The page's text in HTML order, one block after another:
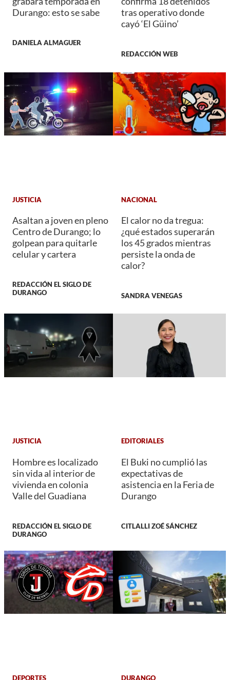
Durango: esto se sabe
DANIELA ALMAGUER
tras operativo donde
cayó ‘El Güino’
REDACCIÓN WEB
JUSTICIA
Asaltan a joven en pleno
Centro de Durango; lo
golpean para quitarle
celular y cartera
REDACCIÓN EL SIGLO DE
DURANGO
NACIONAL
El calor no da tregua:
¿qué estados superarán
los 45 grados mientras
persiste la onda de
calor?
SANDRA VENEGAS
JUSTICIA
Hombre es localizado
sin vida al interior de
vivienda en colonia
Valle del Guadiana
REDACCIÓN EL SIGLO DE
DURANGO
EDITORIALES
El Buki no cumplió las
expectativas de
asistencia en la Feria de
Durango
CITLALLI ZOÉ SÁNCHEZ
DEPORTES DURANGO